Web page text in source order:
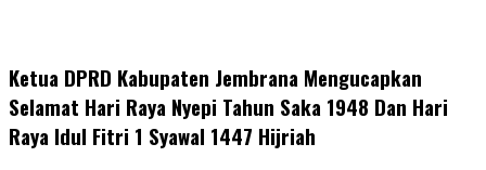
Ketua DPRD Kabupaten Jembrana Mengucapkan
Selamat Hari Raya Nyepi Tahun Saka 1948 Dan Hari
Raya Idul Fitri 1 Syawal 1447 Hijriah